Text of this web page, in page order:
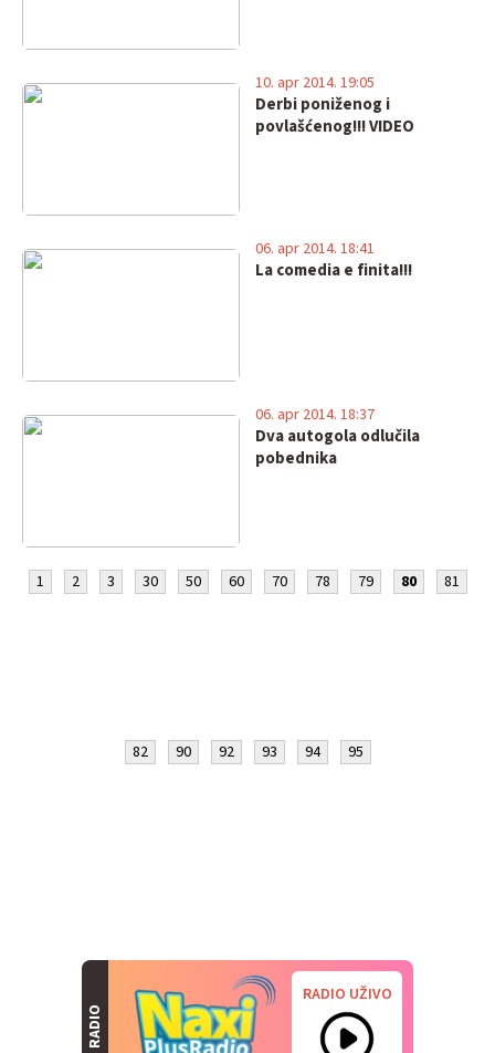
Derbi poniženog i
povlašćenog!!! VIDEO
10. apr 2014. 19:05
La comedia e finita!!!
06. apr 2014. 18:41
Dva autogola odlučila
pobednika
06. apr 2014. 18:37
1 2 3 30 50 60 70 78 79 80 81
82 90 92 93 94 95
RADIO
RADIO UŽIVO